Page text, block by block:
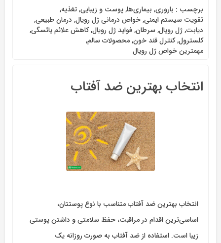
برچسب : باروری, بیماری‌ها,پوست و زیبایی,تغذیه,
تقویت سیستم ایمنی,خواص درمانی ژل رویال, درمان طبیعی,
دیابت,ژل رویال, سرطان,فواید ژل رویال,کاهش علائم یائسگی,
کلسترول,کنترل قند خون,محصولات سالم,
مهمترین خواص ژل رویال
انتخاب بهترین ضد آفتاب
انتخاب بهترین ضد آفتاب متناسب با نوع پوستتان،
اساسی‌ترین اقدام در مراقبت، حفظ سلامتی و داشتن پوستی
زیبا است. استفاده از ضد آفتاب به صورت روزانه یک